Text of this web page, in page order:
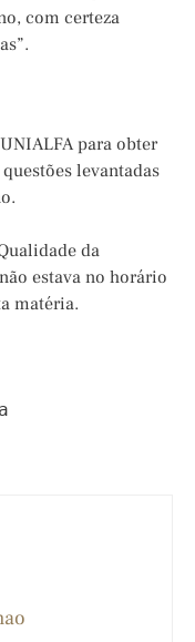
com certeza
para obter
levantadas
da
estava no horário
matéria.